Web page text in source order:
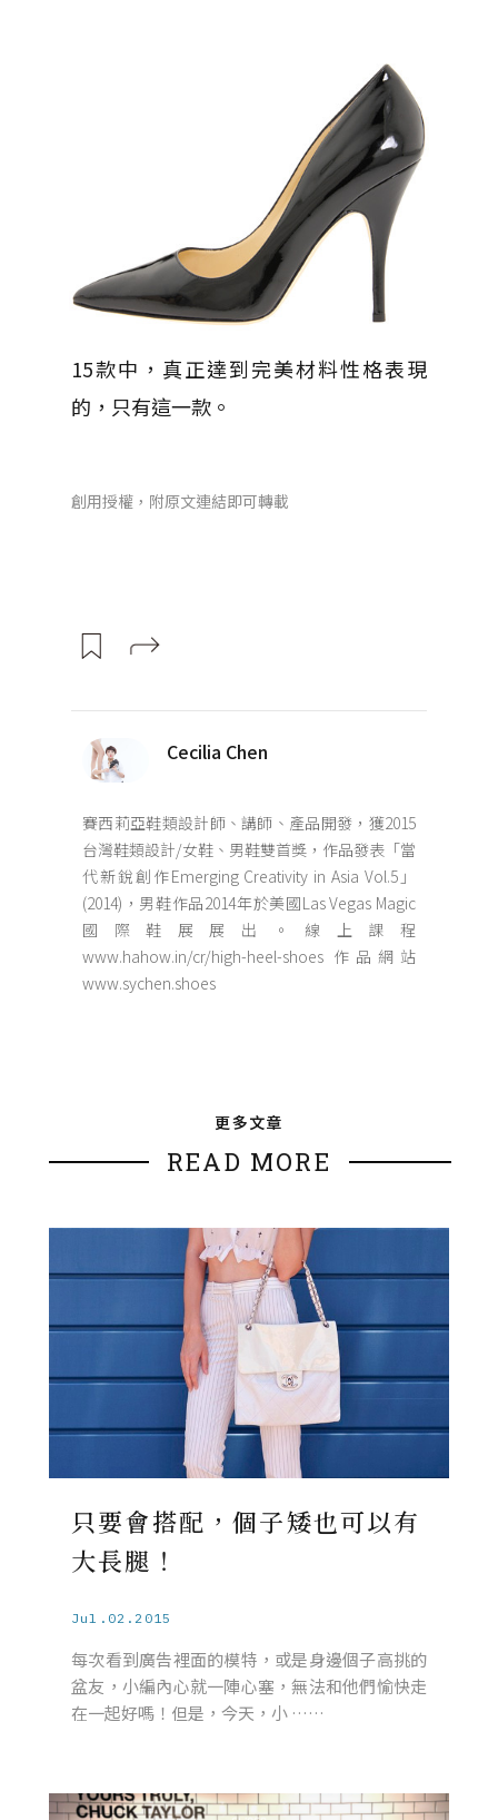
15款中，真正達到完美材料性格表現
的，只有這一款。
創用授權，附原文連結即可轉載
Cecilia Chen
賽西莉亞鞋類設計師、講師、產品開發，獲2015
台灣鞋類設計/女鞋、男鞋雙首獎，作品發表「當
代新銳創作Emerging Creativity in Asia Vol.5」
(2014)，男鞋作品2014年於美國Las Vegas Magic
國際鞋展展出。線上課程
www.hahow.in/cr/high-heel-shoes 作品網站
www.sychen.shoes
更多文章
READ MORE
只要會搭配，個子矮也可以有
大長腿！
Jul.02.2015
每次看到廣告裡面的模特，或是身邊個子高挑的
盆友，小編內心就一陣心塞，無法和他們愉快走
在一起好嗎！但是，今天，小 ……